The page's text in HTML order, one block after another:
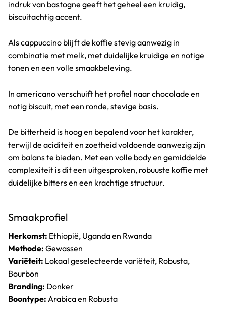
indruk van bastogne geeft het geheel een kruidig,
biscuitachtig accent.
Als cappuccino blijft de koffie stevig aanwezig in
combinatie met melk, met duidelijke kruidige en notige
tonen en een volle smaakbeleving.
In americano verschuift het profiel naar chocolade en
notig biscuit, met een ronde, stevige basis.
De bitterheid is hoog en bepalend voor het karakter,
terwijl de aciditeit en zoetheid voldoende aanwezig zijn
om balans te bieden. Met een volle body en gemiddelde
complexiteit is dit een uitgesproken, robuuste koffie met
duidelijke bitters en een krachtige structuur.
Smaakprofiel
Herkomst: Ethiopië, Uganda en Rwanda
Methode: Gewassen
Variëteit: Lokaal geselecteerde variëteit, Robusta,
Bourbon
Branding: Donker
Boontype: Arabica en Robusta